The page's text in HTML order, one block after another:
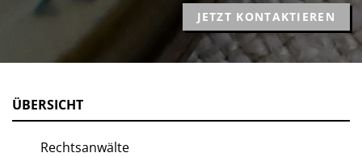
JETZT KONTAKTIEREN
ÜBERSICHT
Rechtsanwälte